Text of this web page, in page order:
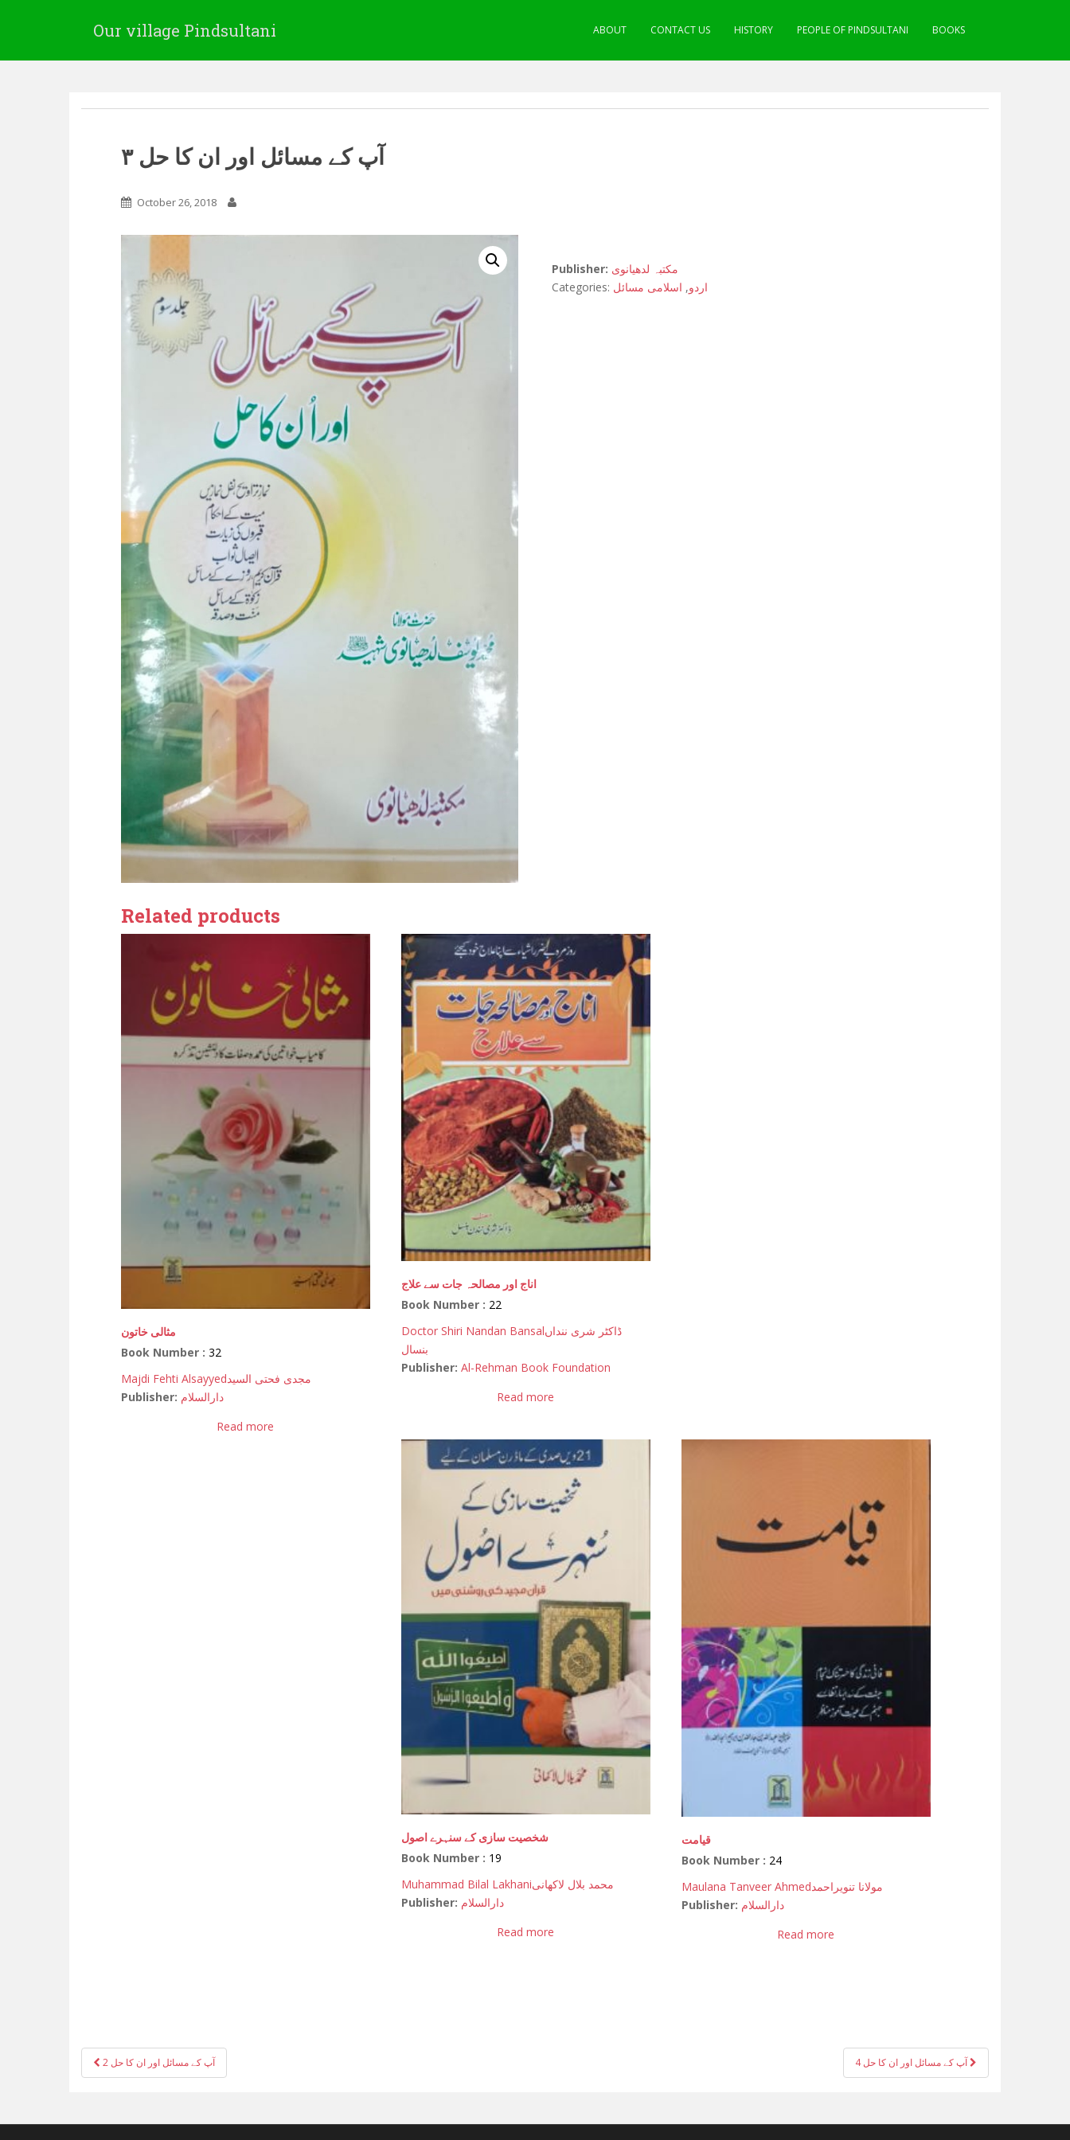
Our village Pindsultani ABOUT CONTACT US HISTORY PEOPLE OF PINDSULTANI BOOKS
آپ کے مسائل اور ان کا حل ۳
October 26, 2018
Publisher: مکتبہ لدھیانوی
Categories:
اردو, اسلامی مسائل
Related products
مثالی خاتون
Book Number : 32
Majdi Fehti Alsayyedمجدی فحتی السید
Publisher: دارالسلام
Read more
اناج اور مصالحہ جات سے علاج
Book Number : 22
Doctor Shiri Nandan Bansalڈاکٹر شری ننداں
بنسال
Publisher: Al-Rehman Book Foundation
Read more
شخصیت سازی کے سنہرے اصول
Book Number : 19
Muhammad Bilal Lakhaniمحمد بلال لاکھانی
Publisher: دارالسلام
Read more
قیامت
Book Number : 24
Maulana Tanveer Ahmedمولانا تنویراحمد
Publisher: دارالسلام
Read more
Post
navigation
آپ کے مسائل اور ان کا حل 2 آپ کے مسائل اور ان کا حل 4